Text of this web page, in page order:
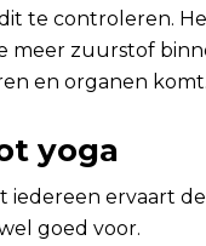
te controleren.
meer zuurstof
en organen komt.
yoga
iedereen ervaart
goed voor.